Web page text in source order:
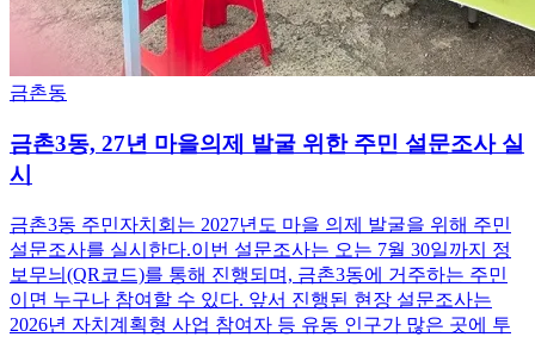
금촌동
금촌3동, 27년 마을의제 발굴 위한 주민 설문조사 실
시
금촌3동 주민자치회는 2027년도 마을 의제 발굴을 위해 주민
설문조사를 실시한다.이번 설문조사는 오는 7월 30일까지 정
보무늬(QR코드)를 통해 진행되며, 금촌3동에 거주하는 주민
이면 누구나 참여할 수 있다. 앞서 진행된 현장 설문조사는
2026년 자치계획형 사업 참여자 등 유동 인구가 많은 곳에 투